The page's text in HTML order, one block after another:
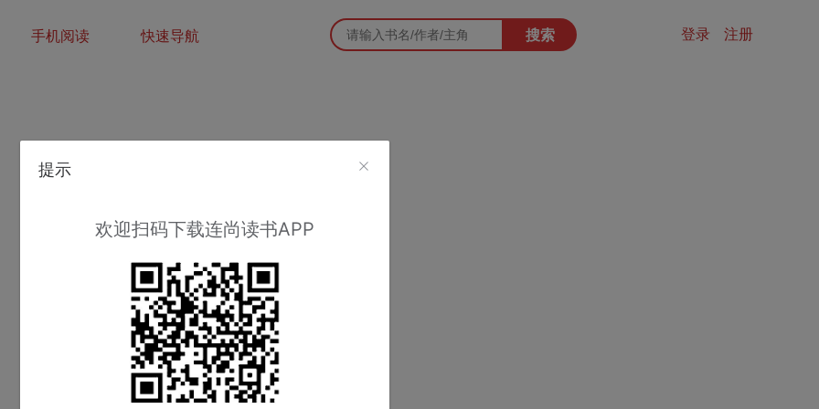
手机阅读 快速导航 搜索 登录 注册
提示
欢迎扫码下载连尚读书APP